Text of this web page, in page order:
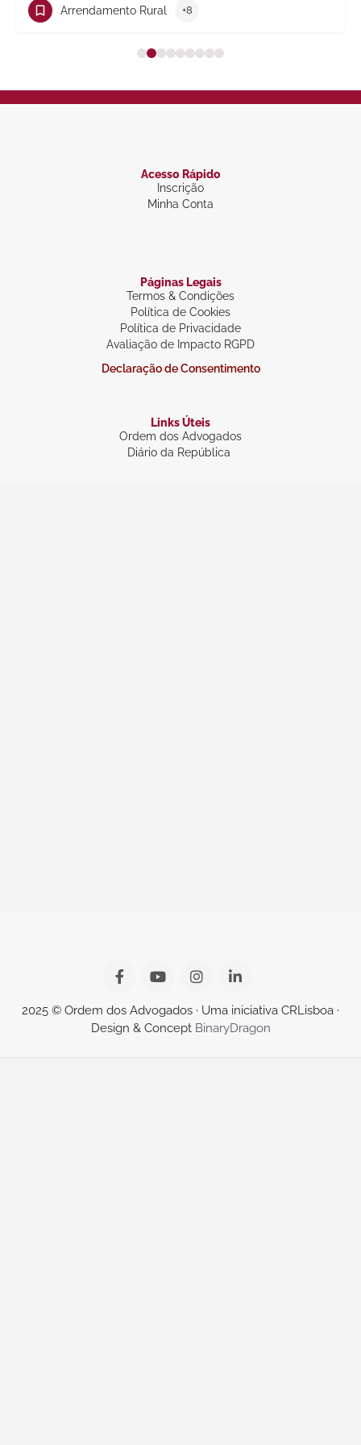
+8
Acesso Rápido
Inscrição
Minha Conta
Páginas Legais
Termos & Condições
Política de Cookies
Política de Privacidade
Avaliação de Impacto RGPD
Declaração de Consentimento
Links Úteis
Ordem dos Advogados
Diário da República
2025 © Ordem dos Advogados · Uma iniciativa CRLisboa ·
Design & Concept BinaryDragon